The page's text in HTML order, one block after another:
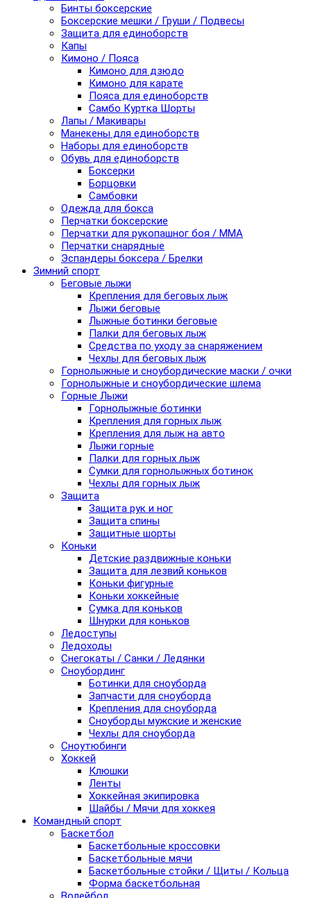
Бинты боксерские
Боксерские мешки / Груши / Подвесы
Защита для единоборств
Капы
Кимоно / Пояса
Кимоно для дзюдо
Кимоно для карате
Пояса для единоборств
Самбо Куртка Шорты
Лапы / Макивары
Манекены для единоборств
Наборы для единоборств
Обувь для единоборств
Боксерки
Борцовки
Самбовки
Одежда для бокса
Перчатки боксерские
Перчатки для рукопашног боя / ММА
Перчатки снарядные
Эспандеры боксера / Брелки
Зимний спорт
Беговые лыжи
Крепления для беговых лыж
Лыжи беговые
Лыжные ботинки беговые
Палки для беговых лыж
Средства по уходу за снаряжением
Чехлы для беговых лыж
Горнолыжные и сноубордические маски / очки
Горнолыжные и сноубордические шлема
Горные Лыжи
Горнолыжные ботинки
Крепления для горных лыж
Крепления для лыж на авто
Лыжи горные
Палки для горных лыж
Сумки для горнолыжных ботинок
Чехлы для горных лыж
Защита
Защита рук и ног
Защита спины
Защитные шорты
Коньки
Детские раздвижные коньки
Защита для лезвий коньков
Коньки фигурные
Коньки хоккейные
Сумка для коньков
Шнурки для коньков
Ледоступы
Ледоходы
Снегокаты / Санки / Ледянки
Сноубординг
Ботинки для сноуборда
Запчасти для сноуборда
Крепления для сноуборда
Сноуборды мужские и женские
Чехлы для сноуборда
Сноутюбинги
Хоккей
Клюшки
Ленты
Хоккейная экипировка
Шайбы / Мячи для хоккея
Командный спорт
Баскетбол
Баскетбольные кроссовки
Баскетбольные мячи
Баскетбольные стойки / Щиты / Кольца
Форма баскетбольная